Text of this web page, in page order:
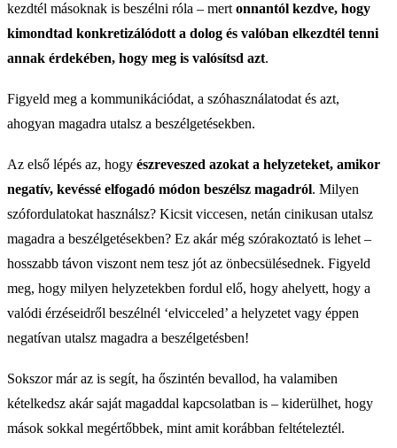
kezdtél másoknak is beszélni róla – mert onnantól kezdve, hogy
kimondtad konkretizálódott a dolog és valóban elkezdtél tenni
annak érdekében, hogy meg is valósítsd azt.
Figyeld meg a kommunikációdat, a szóhasználatodat és azt,
ahogyan magadra utalsz a beszélgetésekben.
Az első lépés az, hogy észreveszed azokat a helyzeteket, amikor
negatív, kevéssé elfogadó módon beszélsz magadról. Milyen
szófordulatokat használsz? Kicsit viccesen, netán cinikusan utalsz
magadra a beszélgetésekben? Ez akár még szórakoztató is lehet –
hosszabb távon viszont nem tesz jót az önbecsülésednek. Figyeld
meg, hogy milyen helyzetekben fordul elő, hogy ahelyett, hogy a
valódi érzéseidről beszélnél ‘elvicceled’ a helyzetet vagy éppen
negatívan utalsz magadra a beszélgetésben!
Sokszor már az is segít, ha őszintén bevallod, ha valamiben
kételkedsz akár saját magaddal kapcsolatban is – kiderülhet, hogy
mások sokkal megértőbbek, mint amit korábban feltételeztél.